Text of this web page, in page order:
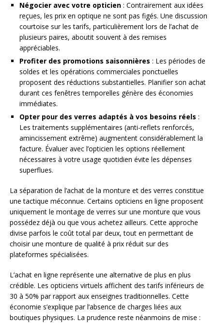
Négocier avec votre opticien : Contrairement aux idées
reçues, les prix en optique ne sont pas figés. Une discussion
courtoise sur les tarifs, particulièrement lors de l’achat de
plusieurs paires, aboutit souvent à des remises
appréciables.
Profiter des promotions saisonnières : Les périodes de
soldes et les opérations commerciales ponctuelles
proposent des réductions substantielles. Planifier son achat
durant ces fenêtres temporelles génère des économies
immédiates.
Opter pour des verres adaptés à vos besoins réels :
Les traitements supplémentaires (anti-reflets renforcés,
amincissement extrême) augmentent considérablement la
facture. Évaluer avec l’opticien les options réellement
nécessaires à votre usage quotidien évite les dépenses
superflues.
La séparation de l’achat de la monture et des verres constitue
une tactique méconnue. Certains opticiens en ligne proposent
uniquement le montage de verres sur une monture que vous
possédez déjà ou que vous achetez ailleurs. Cette approche
divise parfois le coût total par deux, tout en permettant de
choisir une monture de qualité à prix réduit sur des
plateformes spécialisées.
L’achat en ligne représente une alternative de plus en plus
crédible. Les opticiens virtuels affichent des tarifs inférieurs de
30 à 50% par rapport aux enseignes traditionnelles. Cette
économie s’explique par l’absence de charges liées aux
boutiques physiques. La prudence reste néanmoins de mise :